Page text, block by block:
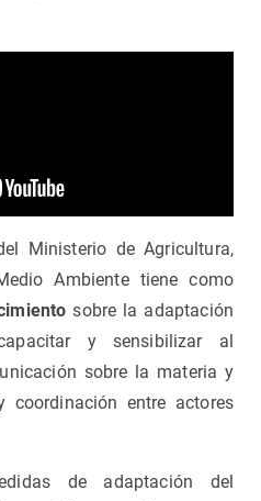
Ministerio de Agricultura,
Ambiente tiene como
sobre la adaptación
y sensibilizar al
sobre la materia y
entre actores
de adaptación del